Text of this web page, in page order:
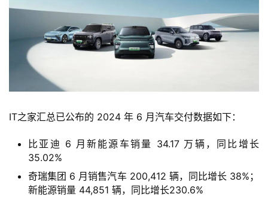
页
IT之家汇总已公布的 2024 年 6 月汽车交付数据如下：
比亚迪 6 月新能源车销量 34.17 万辆，同比增长
35.02%
奇瑞集团 6 月销售汽车 200,412 辆，同比增长 38%；
新能源销量 44,851 辆，同比增长230.6%